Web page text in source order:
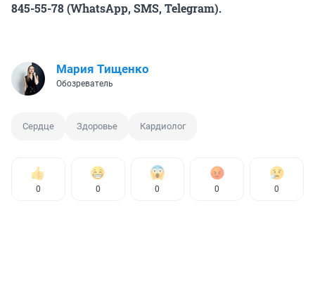
845-55-78 (WhatsApp, SMS, Telegram).
Мария Тищенко
Обозреватель
Сердце Здоровье Кардиолог
0 0 0 0 0